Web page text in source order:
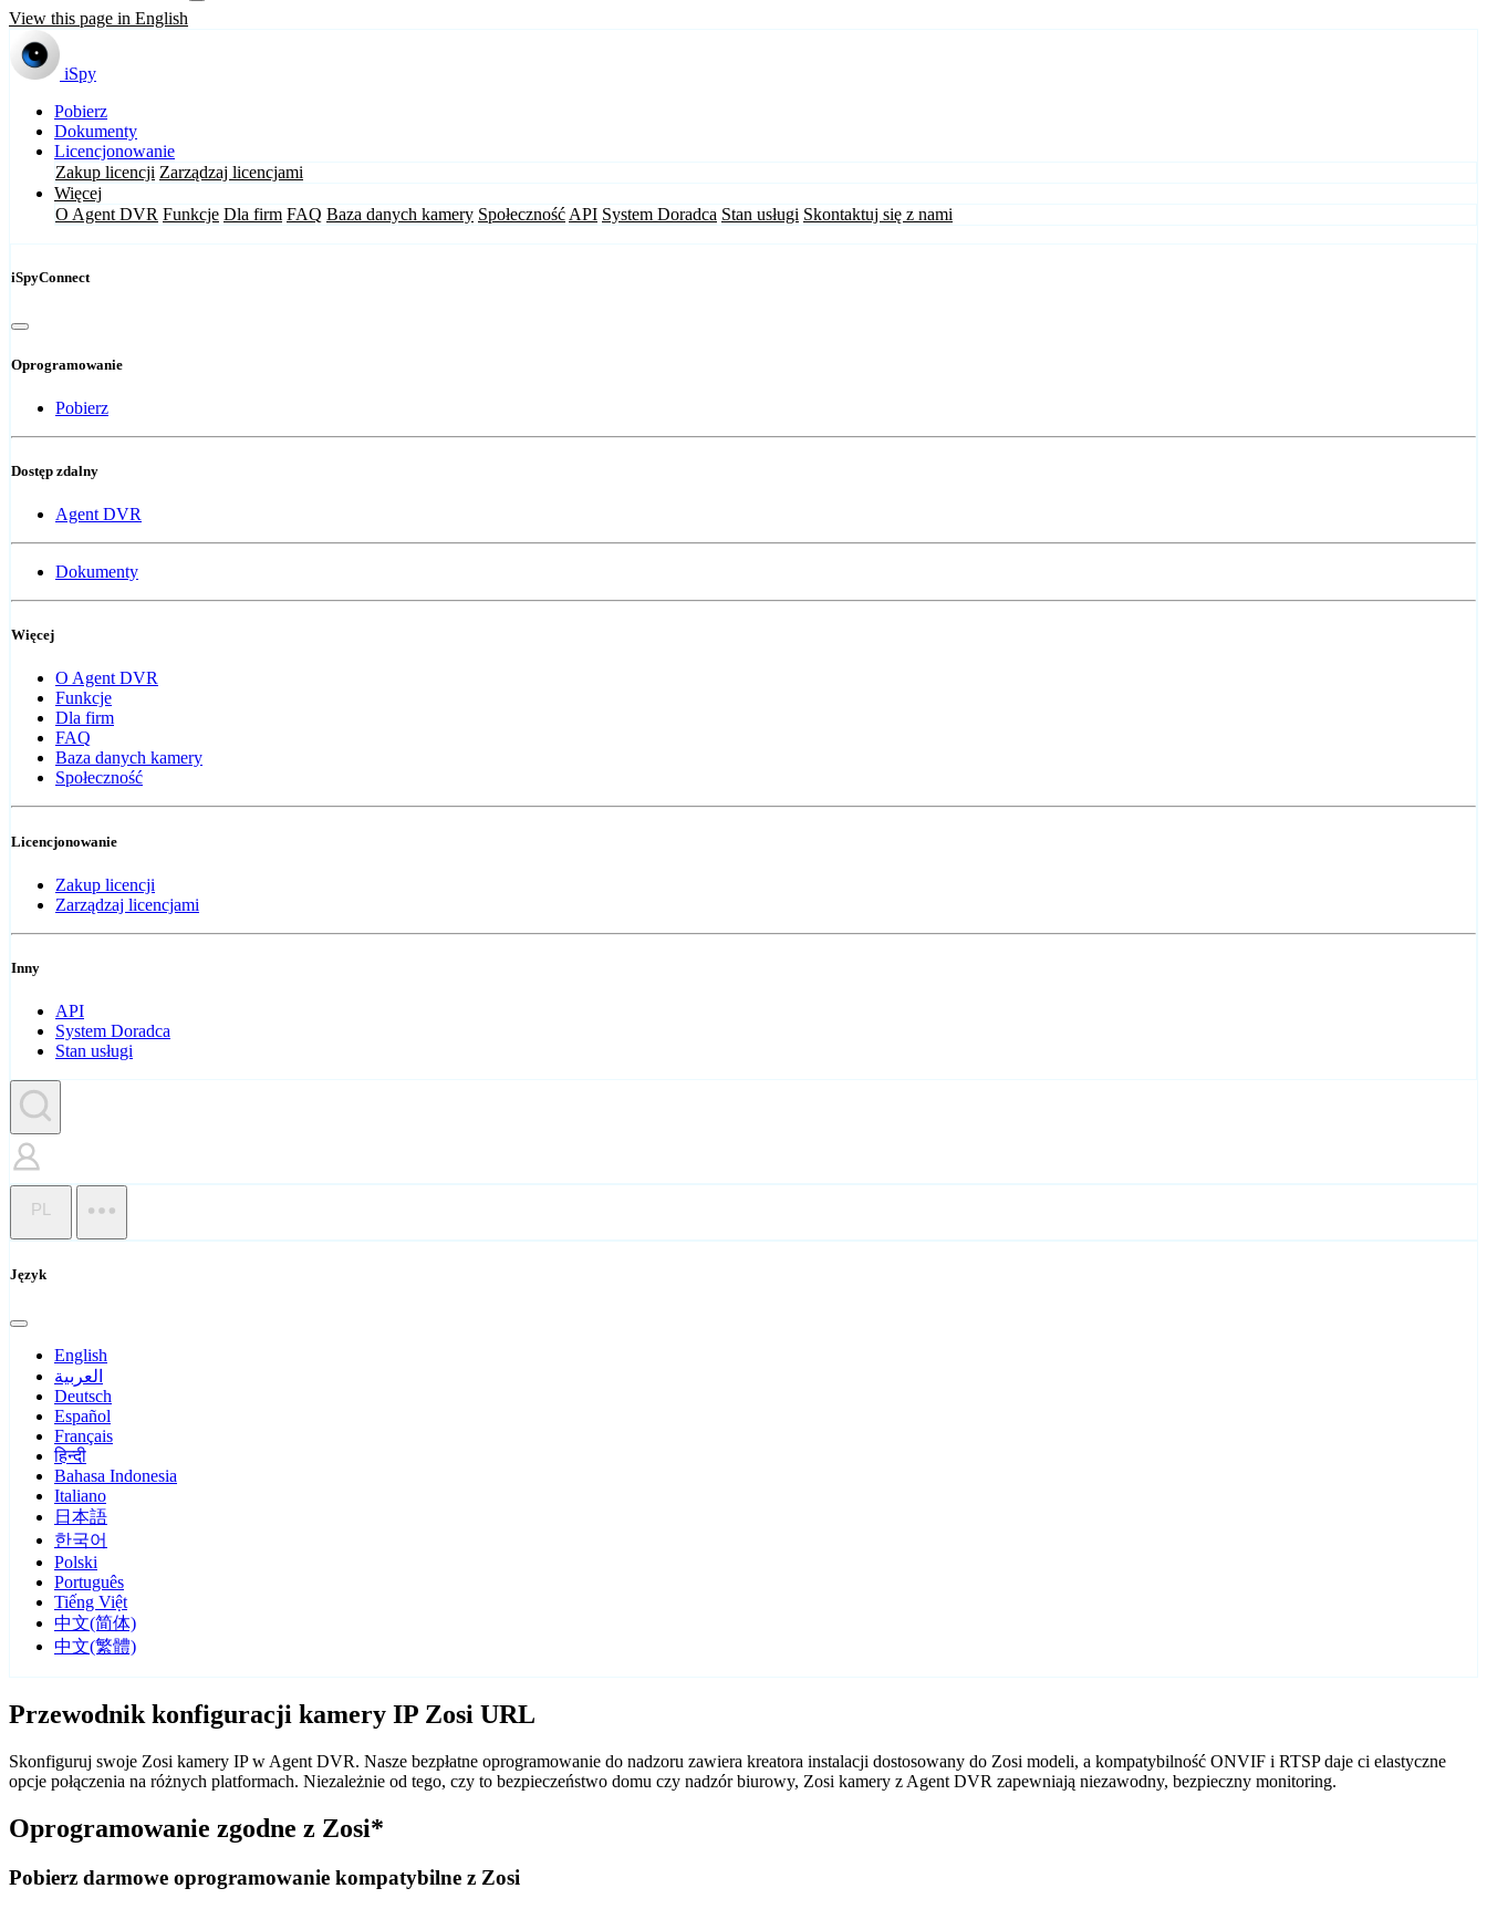
View this page in English
iSpy
Pobierz
Dokumenty
Licencjonowanie
Zakup licencji Zarządzaj licencjami
Więcej
O Agent DVR Funkcje Dla firm FAQ Baza danych kamery Społeczność API System Doradca Stan usługi Skontaktuj się z nami
iSpyConnect
Oprogramowanie
Pobierz
Dostęp zdalny
Agent DVR
Dokumenty
Więcej
O Agent DVR
Funkcje
Dla firm
FAQ
Baza danych kamery
Społeczność
Licencjonowanie
Zakup licencji
Zarządzaj licencjami
Inny
API
System Doradca
Stan usługi
PL
Język
English
العربية
Deutsch
Español
Français
हिन्दी
Bahasa Indonesia
Italiano
日本語
한국어
Polski
Português
Tiếng Việt
中文(简体)
中文(繁體)
Przewodnik konfiguracji kamery IP Zosi URL
Skonfiguruj swoje Zosi kamery IP w Agent DVR. Nasze bezpłatne oprogramowanie do nadzoru zawiera kreatora instalacji dostosowany do Zosi modeli, a kompatybilność ONVIF i RTSP daje ci elastyczne
opcje połączenia na różnych platformach. Niezależnie od tego, czy to bezpieczeństwo domu czy nadzór biurowy, Zosi kamery z Agent DVR zapewniają niezawodny, bezpieczny monitoring.
Oprogramowanie zgodne z Zosi*
Pobierz darmowe oprogramowanie kompatybilne z Zosi